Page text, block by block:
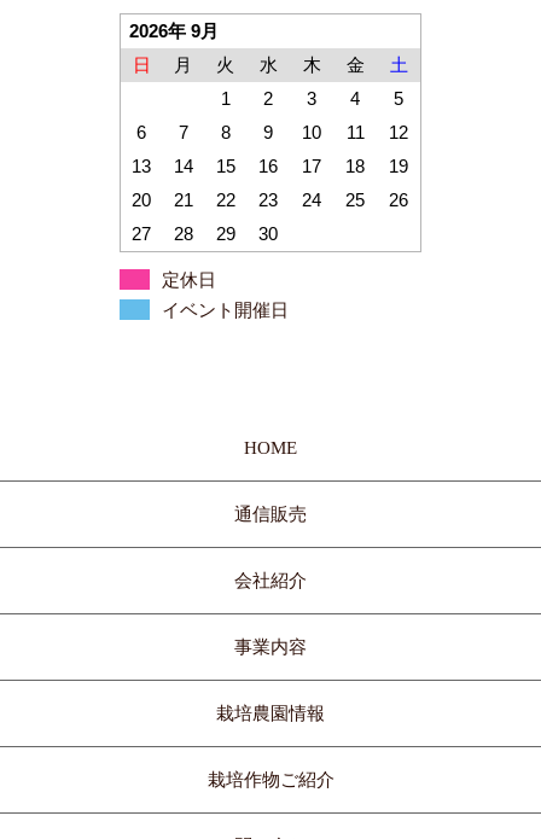
2026年 9月
日
月 火 水 木 金
土
1
2 3 4
5
6
7 8 9 10 11
12
13
14 15 16 17 18
19
20
21 22 23 24 25
26
27
28 29 30
定休日
イベント開催日
HOME
通信販売
会社紹介
事業内容
栽培農園情報
栽培作物ご紹介